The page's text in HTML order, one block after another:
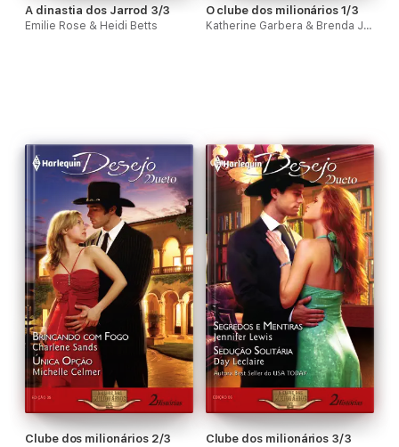
A dinastia dos Jarrod 3/3
Emilie Rose & Heidi Betts
O clube dos milionários 1/3
Katherine Garbera & Brenda Jackson
Clube dos milionários 2/3 Clube dos milionários 3/3